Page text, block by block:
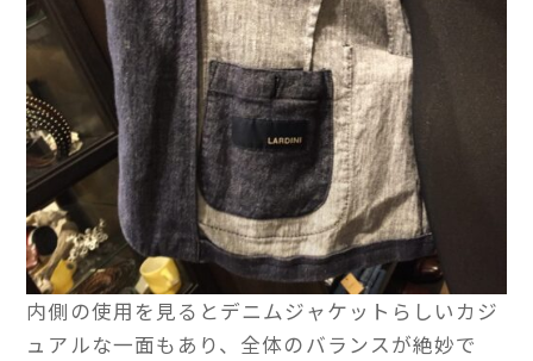
内側の使用を見るとデニムジャケットらしいカジ
ュアルな一面もあり、全体のバランスが絶妙で